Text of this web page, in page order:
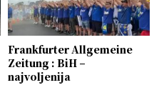
Frankfurter Allgemeine
Zeitung : BiH –
najvoljenija